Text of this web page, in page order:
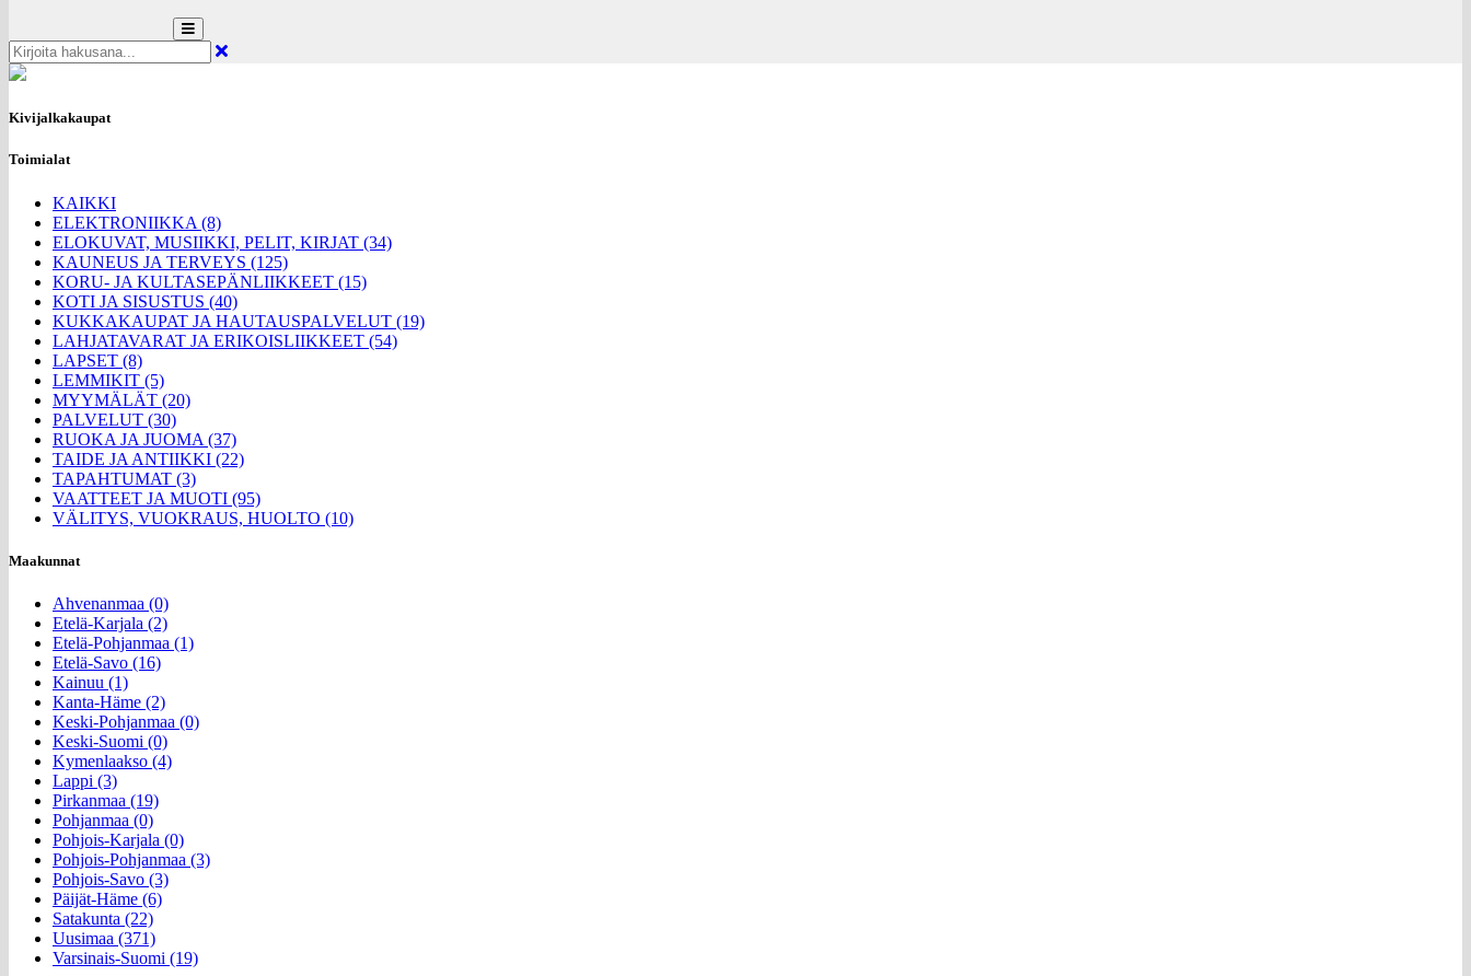
Kivijalkakaupat
Toimialat
KAIKKI
ELEKTRONIIKKA (8)
ELOKUVAT, MUSIIKKI, PELIT, KIRJAT (34)
KAUNEUS JA TERVEYS (125)
KORU- JA KULTASEPÄNLIIKKEET (15)
KOTI JA SISUSTUS (40)
KUKKAKAUPAT JA HAUTAUSPALVELUT (19)
LAHJATAVARAT JA ERIKOISLIIKKEET (54)
LAPSET (8)
LEMMIKIT (5)
MYYMÄLÄT (20)
PALVELUT (30)
RUOKA JA JUOMA (37)
TAIDE JA ANTIIKKI (22)
TAPAHTUMAT (3)
VAATTEET JA MUOTI (95)
VÄLITYS, VUOKRAUS, HUOLTO (10)
Maakunnat
Ahvenanmaa (0)
Etelä-Karjala (2)
Etelä-Pohjanmaa (1)
Etelä-Savo (16)
Kainuu (1)
Kanta-Häme (2)
Keski-Pohjanmaa (0)
Keski-Suomi (0)
Kymenlaakso (4)
Lappi (3)
Pirkanmaa (19)
Pohjanmaa (0)
Pohjois-Karjala (0)
Pohjois-Pohjanmaa (3)
Pohjois-Savo (3)
Päijät-Häme (6)
Satakunta (22)
Uusimaa (371)
Varsinais-Suomi (19)